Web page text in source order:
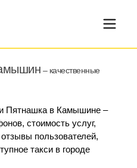
– качественные
Пятнашка в Камышине –
стоимость услуг,
пользователей,
такси в городе